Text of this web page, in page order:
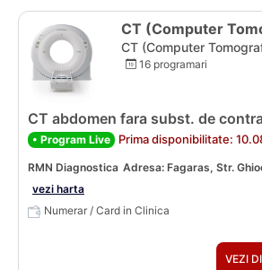
CT (Computer
CT (Computer
16 programari
CT abdomen fara subst. de
• Program Live Prima disponibilitate:
RMN Diagnostica Adresa: Fagaras, Str.
vezi harta
Numerar / Card in Clinica
VEZI